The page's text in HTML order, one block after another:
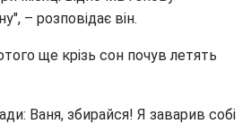
– розповідає він.
ще крізь сон почув летять
Ваня, збирайся! Я заварив собі